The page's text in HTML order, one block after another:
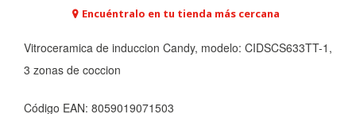
Encuéntralo en tu tienda más cercana
Vitroceramica de induccion Candy, modelo: CIDSCS633TT-1,
3 zonas de coccion
Código EAN: 8059019071503